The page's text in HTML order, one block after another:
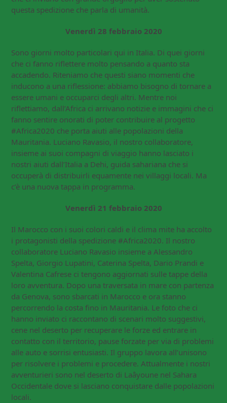
questa spedizione che parla di umanità.
Venerdì 28 febbraio 2020
Sono giorni molto particolari qui in Italia. Di quei giorni
che ci fanno riflettere molto pensando a quanto sta
accadendo. Riteniamo che questi siano momenti che
inducono a una riflessione: abbiamo bisogno di tornare a
essere umani e occuparci degli altri. Mentre noi
riflettiamo, dall’Africa ci arrivano notizie e immagini che ci
fanno sentire onorati di poter contribuire al progetto
#Africa2020 che porta aiuti alle popolazioni della
Mauritania. Luciano Ravasio, il nostro collaboratore,
insieme ai suoi compagni di viaggio hanno lasciato i
nostri aiuti dall’Italia a Dehi, guida sahariana che si
occuperà di distribuirli equamente nei villaggi locali. Ma
c’è una nuova tappa in programma.
Venerdì 21 febbraio 2020
Il Marocco con i suoi colori caldi e il clima mite ha accolto
i protagonisti della spedizione #Africa2020. Il nostro
collaboratore Luciano Ravasio insieme a Alessandro
Spelta, Giorgio Lupatini, Caterina Spelta, Dario Prandi e
Valentina Cafrese ci tengono aggiornati sulle tappe della
loro avventura. Dopo una traversata in mare con partenza
da Genova, sono sbarcati in Marocco e ora stanno
percorrendo la costa fino in Mauritania. Le foto che ci
hanno inviato ci raccontano di scenari molto suggestivi,
cene nel deserto per recuperare le forze ed entrare in
contatto con il territorio, pause forzate per via di problemi
alle auto e sorrisi entusiasti. Il gruppo lavora all’unisono
per risolvere i problemi e procedere. Attualmente i nostri
avventurieri sono nel deserto di Laâyoune nel Sahara
Occidentale dove si lasciano conquistare dalle popolazioni
locali.